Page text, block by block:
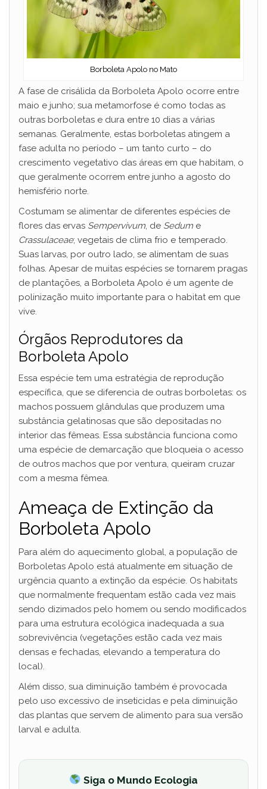
Borboleta Apolo no Mato
A fase de crisálida da Borboleta Apolo ocorre entre
maio e junho; sua metamorfose é como todas as
outras borboletas e dura entre 10 dias a várias
semanas. Geralmente, estas borboletas atingem a
fase adulta no período – um tanto curto – do
crescimento vegetativo das áreas em que habitam, o
que geralmente ocorrem entre junho a agosto do
hemisfério norte.
Costumam se alimentar de diferentes espécies de
flores das ervas Sempervivum, de Sedum e
Crassulaceae; vegetais de clima frio e temperado.
Suas larvas, por outro lado, se alimentam de suas
folhas. Apesar de muitas espécies se tornarem pragas
de plantações, a Borboleta Apolo é um agente de
polinização muito importante para o habitat em que
vive.
Órgãos Reprodutores da
Borboleta Apolo
Essa espécie tem uma estratégia de reprodução
específica, que se diferencia de outras borboletas: os
machos possuem glândulas que produzem uma
substância gelatinosas que são depositadas no
interior das fêmeas. Essa substância funciona como
uma espécie de demarcação que bloqueia o acesso
de outros machos que por ventura, queiram cruzar
com a mesma fêmea.
Ameaça de Extinção da
Borboleta Apolo
Para além do aquecimento global, a população de
Borboletas Apolo está atualmente em situação de
urgência quanto a extinção da espécie. Os habitats
que normalmente frequentam estão cada vez mais
sendo dizimados pelo homem ou sendo modificados
para uma estrutura ecológica inadequada a sua
sobrevivência (vegetações estão cada vez mais
densas e fechadas, elevando a temperatura do
local).
Além disso, sua diminuição também é provocada
pelo uso excessivo de inseticidas e pela diminuição
das plantas que servem de alimento para sua versão
larval e adulta.
Siga o Mundo Ecologia